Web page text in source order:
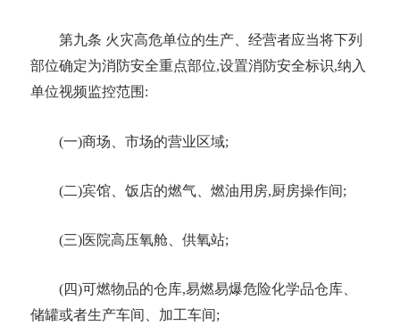
第九条 火灾高危单位的生产、经营者应当将下列
部位确定为消防安全重点部位,设置消防安全标识,纳入
单位视频监控范围:
(一)商场、市场的营业区域;
(二)宾馆、饭店的燃气、燃油用房,厨房操作间;
(三)医院高压氧舱 、供氧站;
(四)可燃物品的仓库,易燃易爆危险化学品仓库、
储罐或者生产车间、加工车间;